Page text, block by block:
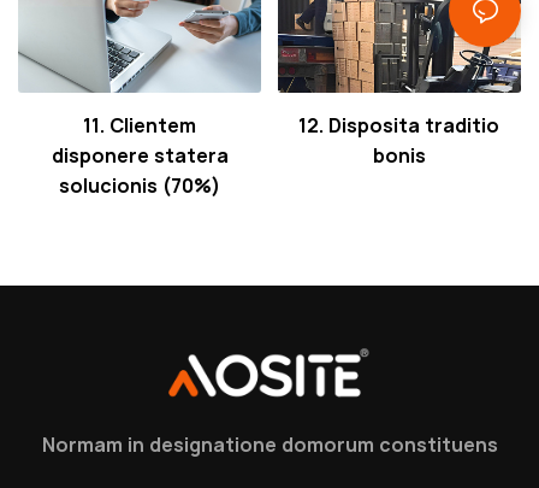
11. Clientem
disponere statera
solucionis (70%)
12. Disposita traditio
bonis
Normam in designatione domorum constituens